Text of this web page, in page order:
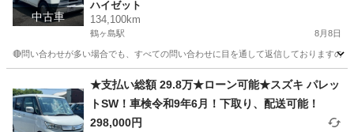
中古車
ハイゼット
134,100km
鶴ヶ島駅 8月8日
🔴問い合わせが多い場合でも、すべての問い合わせに目を通して返信しております
鶴ヶ島駅 ハイゼット
★支払い総額 29.8万★ローン可能★スズキ パレッ
トSW！車検令和9年6月！下取り、配送可能！
298,000円